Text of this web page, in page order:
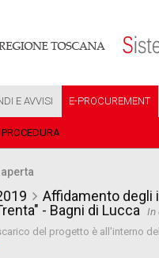
E AVVISI E-PROCUREMENT
Affidamento degli
- Bagni di Lucca
In
del progetto è all'interno